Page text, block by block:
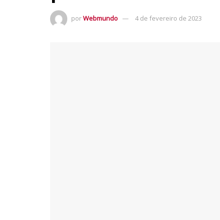
porWebmundo 4 de fevereiro de 2023